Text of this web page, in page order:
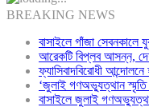
BREAKING NEWS
বাসাইলে গাঁজা
আরেকটি বিপ্লব আসন্ন,
ফ্যাসিবাদবিরোধী
‘জুলাই গণঅভ্যুত্থান স্মৃতি
বাসাইলে জুলাই